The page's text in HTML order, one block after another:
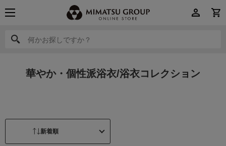
何かお探しですか？
何かお探しですか？
華やか・個性派浴衣/浴衣コレクション